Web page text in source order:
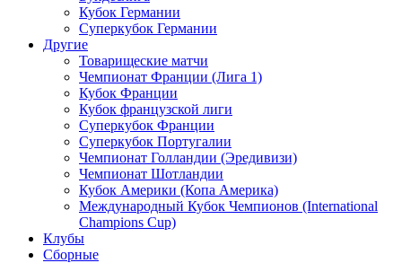
Кубок Германии
Суперкубок Германии
Другие
Товарищеские матчи
Чемпионат Франции (Лига 1)
Кубок Франции
Кубок французской лиги
Суперкубок Франции
Суперкубок Португалии
Чемпионат Голландии (Эредивизи)
Чемпионат Шотландии
Кубок Америки (Копа Америка)
Международный Кубок Чемпионов (International
Champions Cup)
Клубы
Сборные